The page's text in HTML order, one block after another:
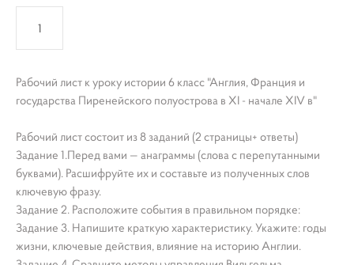
Рабочий лист к уроку истории 6 класс "Англия, Франция и
государства Пиренейского полуострова в XI - начале XIV в"
Рабочий лист состоит из 8 заданий (2 страницы+ ответы)
Задание 1.Перед вами — анаграммы (слова с перепутанными
буквами). Расшифруйте их и составьте из полученных слов
ключевую фразу.
Задание 2. Расположите события в правильном порядке:
Задание 3. Напишите краткую характеристику. Укажите: годы
жизни, ключевые действия, влияние на историю Англии.